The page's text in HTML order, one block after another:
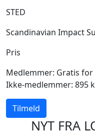
STED
Scandinavian Impact
Pris
Medlemmer: Gratis
Ikke-medlemmer: 895
Tilmeld
NYT FRA